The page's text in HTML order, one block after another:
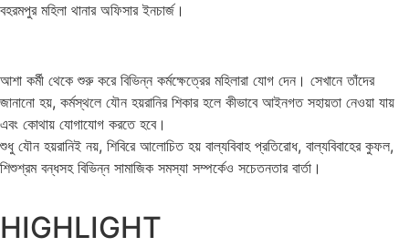
মেসির জোড়া গোল
বহরমপুর মহিলা থানার অফিসার ইনচার্জ।
আশা কর্মী থেকে শুরু করে বিভিন্ন কর্মক্ষেত্রের মহিলারা যোগ দেন। সেখানে তাঁদের
জানানো হয়, কর্মস্থলে যৌন হয়রানির শিকার হলে কীভাবে আইনগত সহায়তা নেওয়া যায়
এবং কোথায় যোগাযোগ করতে হবে।
শুধু যৌন হয়রানিই নয়, শিবিরে আলোচিত হয় বাল্যবিবাহ প্রতিরোধ, বাল্যবিবাহের কুফল,
শিশুশ্রম বন্ধসহ বিভিন্ন সামাজিক সমস্যা সম্পর্কেও সচেতনতার বার্তা।
HIGHLIGHT